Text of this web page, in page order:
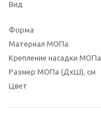
Вид
Форма
Материал МОПа
Крепление насадки МОПа
Размер МОПа (ДхШ), см
Цвет